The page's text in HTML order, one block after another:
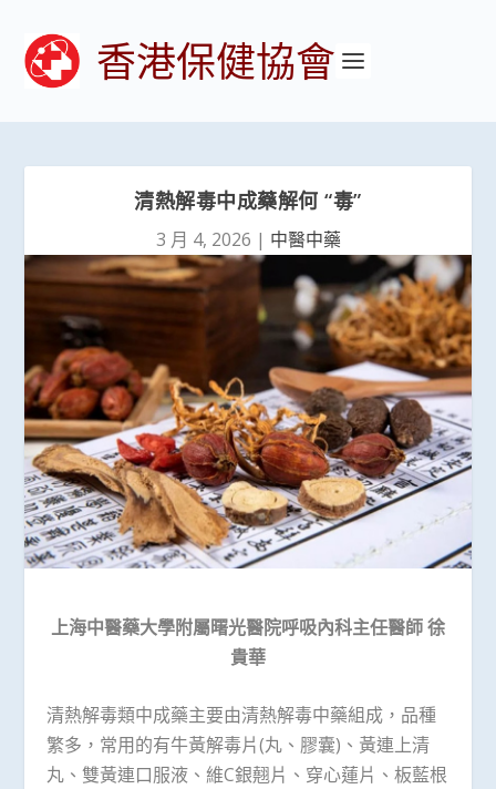
香港保健協會
清熱解毒中成藥解何 “毒”
3 月 4, 2026 | 中醫中藥
上海中醫藥大學附屬曙光醫院呼吸內科主任醫師徐
貴華
清熱解毒類中成藥主要由清熱解毒中藥組成，品種
繁多，常用的有牛黃解毒片(丸、膠囊)、黃連上清
丸、雙黃連口服液、維C銀翹片、穿心蓮片、板藍根